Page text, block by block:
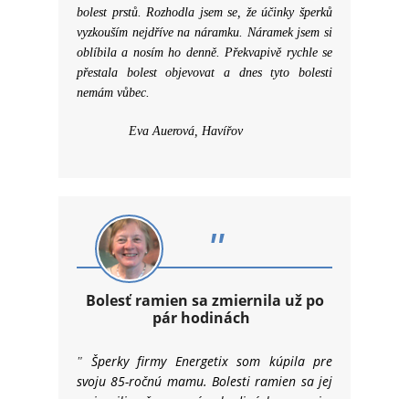
bolest prstů. Rozhodla jsem se, že účinky šperků
vyzkouším nejdříve na náramku. Náramek jsem si
oblíbila a nosím ho denně. Překvapivě rychle se
přestala bolest objevovat a dnes tyto bolesti
nemám vůbec.
Eva Auerová, Havířov
"
Bolesť ramien sa zmiernila už po
pár hodinách
" Šperky firmy Energetix som kúpila pre
svoju 85-ročnú mamu. Bolesti ramien sa jej